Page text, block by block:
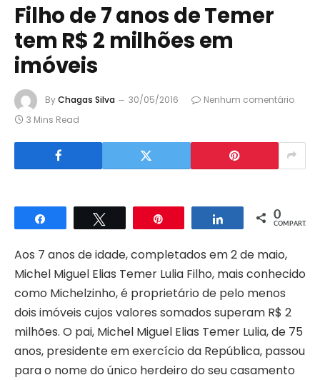
Filho de 7 anos de Temer
tem R$ 2 milhões em
imóveis
ByChagas Silva 30/05/2016
Nenhum comentário
3 Mins Read
Compartilhar Compartilhar
0
COMPART.
Aos 7 anos de idade, completados em 2 de maio,
Michel Miguel Elias Temer Lulia Filho, mais conhecido
como Michelzinho, é proprietário de pelo menos
dois imóveis cujos valores somados superam R$ 2
milhões. O pai, Michel Miguel Elias Temer Lulia, de 75
anos, presidente em exercício da República, passou
para o nome do único herdeiro do seu casamento